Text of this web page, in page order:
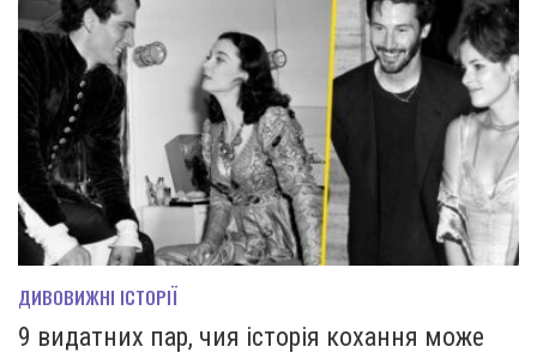
ДИВОВИЖНІ ІСТОРІЇ
9 видатних пар, чия історія кохання може